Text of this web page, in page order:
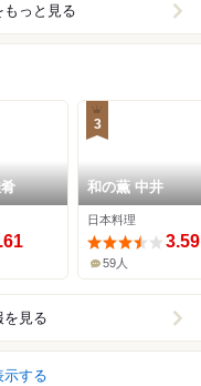
っと見る
3
和の薫 中井
日本料理
3.59
59人
を見る
示する